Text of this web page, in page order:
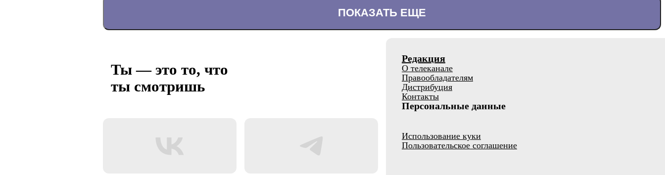
ПОКАЗАТЬ ЕЩЕ
Ты — это то, что
ты смотришь
Редакция
О телеканале
Правообладателям
Дистрибуция
Контакты
Персональные данные
Использование куки
Пользовательское соглашение